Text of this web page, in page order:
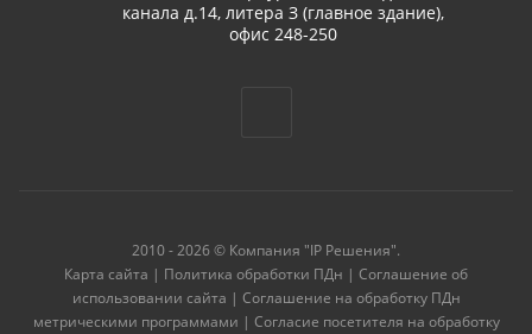
канала д.14, литера З (главное здание),
офис 248-250
2010 - 2026 © Компания "IP Решения".
Карта сайта | Политика обработки ПДн | Соглашение об
использовании сайта | Соглашение на обработку ПДн
метрическими программами | Согласие посетителя на обработку